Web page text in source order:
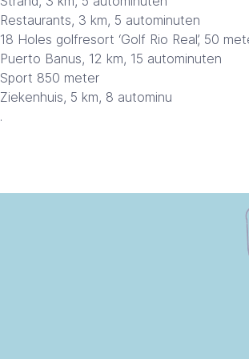
Restaurants, 3 km, 5 autominuten
18 Holes golfresort ‘Golf Rio Real’, 50
Puerto Banus, 12 km, 15 autominuten
Sport 850 meter
Ziekenhuis, 5 km, 8 autominu
.